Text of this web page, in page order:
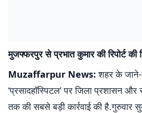
मुजफ्फरपुर से प्रभात कुमार की रिपोर्ट की
Muzaffarpur News: शहर के जाने-
‘प्रसादहॉस्पिटल’ पर जिला प्रशासन और
तक की सबसे बड़ी कार्रवाई की